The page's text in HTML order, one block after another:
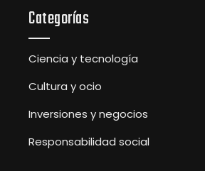
Categorías
Ciencia y tecnología
Cultura y ocio
Inversiones y negocios
Responsabilidad social